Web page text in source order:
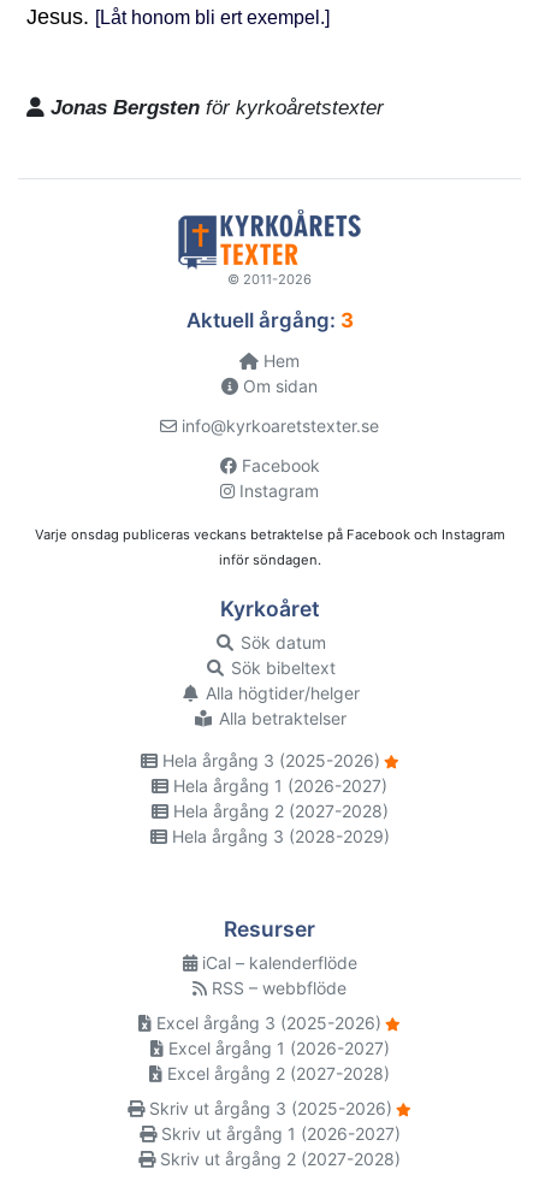
Jesus. [Låt honom bli ert exempel.]
Jonas Bergsten för kyrkoåretstexter
© 2011-2026
Aktuell årgång: 3
Hem
Om sidan
info@kyrkoaretstexter.se
Facebook
Instagram
Varje onsdag publiceras veckans betraktelse på Facebook och Instagram
inför söndagen.
Kyrkoåret
Sök datum
Sök bibeltext
Alla högtider/helger
Alla betraktelser
Hela årgång 3 (2025-2026)
Hela årgång 1 (2026-2027)
Hela årgång 2 (2027-2028)
Hela årgång 3 (2028-2029)
Resurser
iCal – kalenderflöde
RSS – webbflöde
Excel årgång 3 (2025-2026)
Excel årgång 1 (2026-2027)
Excel årgång 2 (2027-2028)
Skriv ut årgång 3 (2025-2026)
Skriv ut årgång 1 (2026-2027)
Skriv ut årgång 2 (2027-2028)